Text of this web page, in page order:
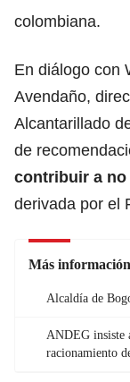
colombiana.
En diálogo con
Avendaño,
Alcantarillado
de
contribuir a
derivada por el
Más información
Alcaldía de
ANDEG insiste
racionamiento